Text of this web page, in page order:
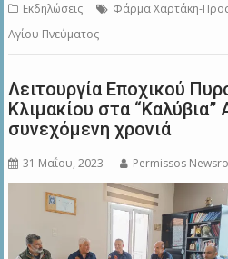
Εκδηλώσεις
Φάρμα Χαρτάκη-
Αγίου Πνεύματος
Λειτουργία Εποχικού
Κλιμακίου στα
συνεχόμενη χρονιά
31 Μαΐου, 2023 Permissos